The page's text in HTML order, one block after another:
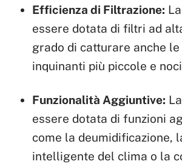
Efficienza di Filtrazione:
essere dotata di filtri ad
grado di catturare anche
inquinanti più piccole e
Funzionalità Aggiuntive:
essere dotata di funzioni
come la deumidificazione,
intelligente del clima o la